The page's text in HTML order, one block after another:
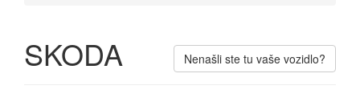
SKODA Nenašli ste tu vaše vozidlo?